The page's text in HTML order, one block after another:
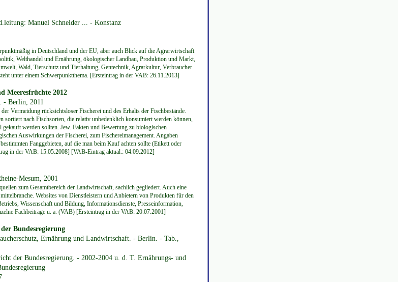
Manuel Schneider ... - Konstanz
in Deutschland und der EU, aber auch Blick auf die Agrarwirtschaft
Welthandel und Ernährung, ökologischer Landbau, Produktion und Markt,
Wald, Tierschutz und Tierhaltung, Gentechnik, Agrarkultur, Verbraucher
unter einem Schwerpunktthema. [Ersteintrag in der VAB: 26.11.2013]
Meeresfrüchte 2012
- Berlin, 2011
Vermeidung rücksichtsloser Fischerei und des Erhalts der Fischbestände.
sortiert nach Fischsorten, die relativ unbedenklich konsumiert werden können,
gekauft werden sollten. Jew. Fakten und Bewertung zu biologischen
Auswirkungen der Fischerei, zum Fischereimanagement. Angaben
Fanggebieten, auf die man beim Kauf achten sollte (Etikett oder
in der VAB: 15.05.2008] [VAB-Eintrag aktual.: 04.09.2012]
Mesum, 2001
zum Gesamtbereich der Landwirtschaft, sachlich gegliedert. Auch eine
Websites von Dienstleistern und Anbietern von Produkten für den
Wissenschaft und Bildung, Informationsdienste, Presseinformation,
Fachbeiträge u. a. (VAB) [Ersteintrag in der VAB: 20.07.2001]
Bundesregierung
Ernährung und Landwirtschaft. - Berlin. - Tab.,
der Bundesregierung. - 2002-2004 u. d. T. Ernährungs- und